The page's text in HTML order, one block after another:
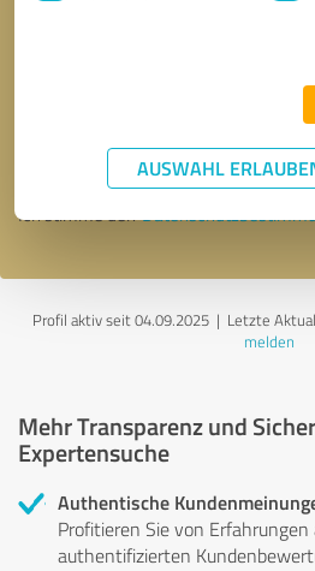
AUSWAHLNachricht
Ich stimme den
Profil aktiv seit 04.09.2025 | Letzte
melden
Mehr Transparenz und
Expertensuche
Authentische
Profitieren Sie von Erfahrungen
authentifizierten